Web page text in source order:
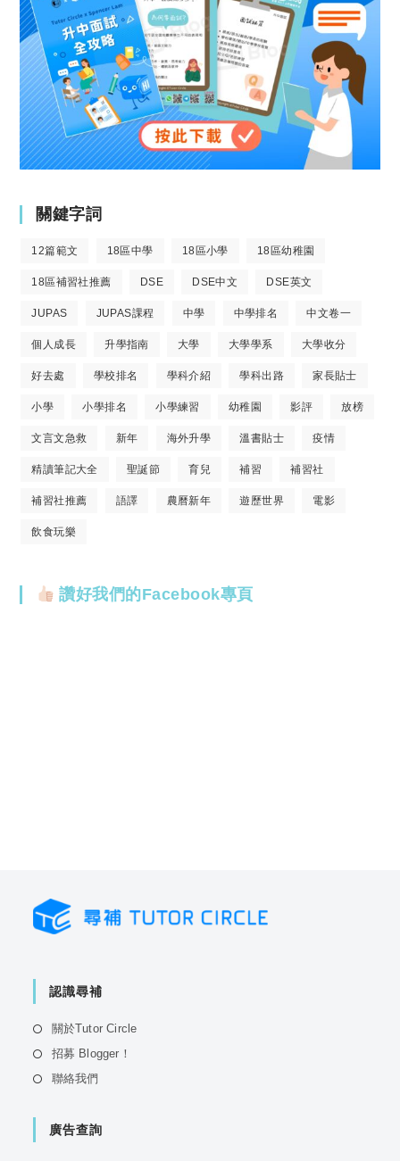
關鍵字詞
12篇範文 18區中學 18區小學 18區幼稚園
18區補習社推薦 DSE DSE中文 DSE英文
JUPAS JUPAS課程 中學 中學排名 中文卷一
個人成長 升學指南 大學 大學學系 大學收分
好去處 學校排名 學科介紹 學科出路 家長貼士
小學 小學排名 小學練習 幼稚園 影評 放榜
文言文急救 新年 海外升學 溫書貼士 疫情
精讀筆記大全 聖誕節 育兒 補習 補習社
補習社推薦 語譯 農曆新年 遊歷世界 電影
飲食玩樂
讚好我們的Facebook專頁
認識尋補
關於Tutor CircleOpens
招募 Blogger！
聯絡我們
new
廣告查詢